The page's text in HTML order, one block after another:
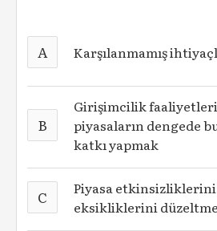
A Karşılanmamış
B
Girişimcilik
piyasaların dengede
katkı yapmak
C
Piyasa etkinsizliklerini
eksikliklerini